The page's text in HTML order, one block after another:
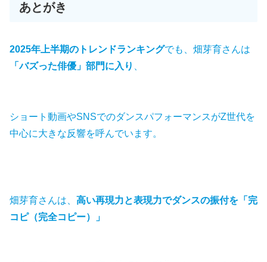
あとがき
2025年上半期のトレンドランキングでも、畑芽育さんは
「バズった俳優」部門に入り 、
ショート動画やSNSでのダンスパフォーマンスがZ世代を
中心に大きな反響を呼んでいます。
畑芽育さんは、 高い再現力と表現力でダンスの振付を「完
コピ（完全コピー）」